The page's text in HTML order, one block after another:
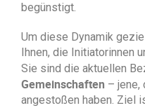
begünstigt.
Um diese Dynamik
Ihnen, die Initiatorinnen
Sie sind die aktuellen
Gemeinschaften – jene,
angestoßen haben. Ziel